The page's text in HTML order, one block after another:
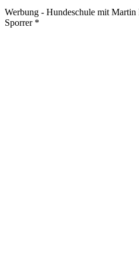
Werbung - Hundeschule mit
Sporrer *